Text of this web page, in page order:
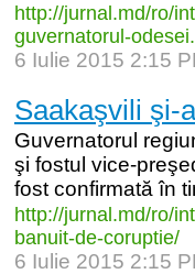
http://jurnal.md/ro/
guvernatorul-
6 Iulie 2015 2:15
Saakaşvili şi-
Guvernatorul
şi fostul vice-
fost confirmată în
http://jurnal.md/ro/
banuit-de-coruptie/
6 Iulie 2015 2:15